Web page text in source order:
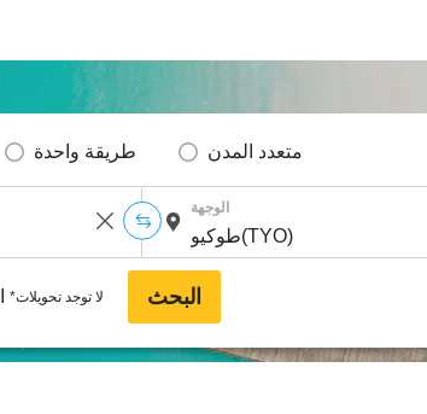
طريقة واحدة متعدد المدن
الوجهة
*لا توجد تحويلات البحث